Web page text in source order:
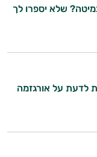
שלא יספרו לך
לדעת על אורגזמה